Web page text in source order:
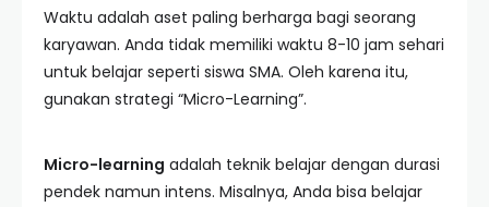
Waktu adalah aset paling berharga bagi seorang
karyawan. Anda tidak memiliki waktu 8-10 jam sehari
untuk belajar seperti siswa SMA. Oleh karena itu,
gunakan strategi “Micro-Learning”.
Micro-learning adalah teknik belajar dengan durasi
pendek namun intens. Misalnya, Anda bisa belajar